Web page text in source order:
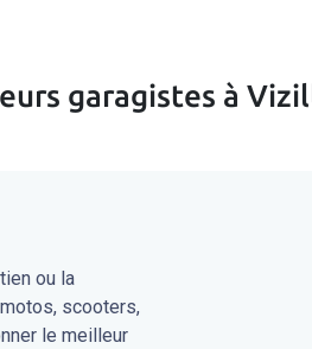
garagistes à
ou la
scooters,
le meilleur